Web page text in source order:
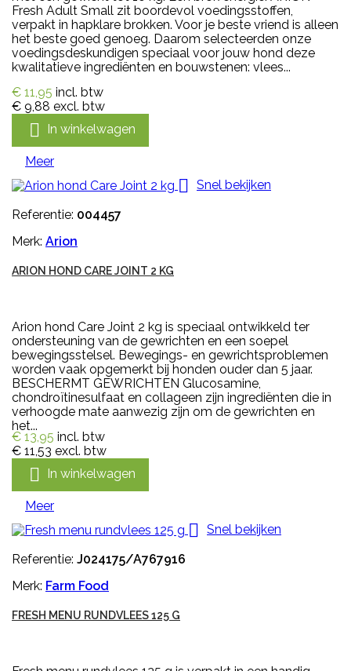
Fresh Adult Small zit boordevol voedingsstoffen,
verpakt in hapklare brokken. Voor je beste vriend is alleen
het beste goed genoeg. Daarom selecteerden onze
voedingsdeskundigen speciaal voor jouw hond deze
kwalitatieve ingrediënten en bouwstenen: vlees...
€ 11,95 incl. btw
€ 9,88 excl. btw
 In winkelwagen
Meer
 Snel bekijken
Referentie: 004457
Merk: Arion
ARION HOND CARE JOINT 2 KG
Arion hond Care Joint 2 kg is speciaal ontwikkeld ter
ondersteuning van de gewrichten en een soepel
bewegingsstelsel. Bewegings- en gewrichtsproblemen
worden vaak opgemerkt bij honden ouder dan 5 jaar.
BESCHERMT GEWRICHTEN Glucosamine,
chondroïtinesulfaat en collageen zijn ingrediënten die in
verhoogde mate aanwezig zijn om de gewrichten en
het...
€ 13,95 incl. btw
€ 11,53 excl. btw
 In winkelwagen
Meer
 Snel bekijken
Referentie: J024175/A767916
Merk: Farm Food
FRESH MENU RUNDVLEES 125 G